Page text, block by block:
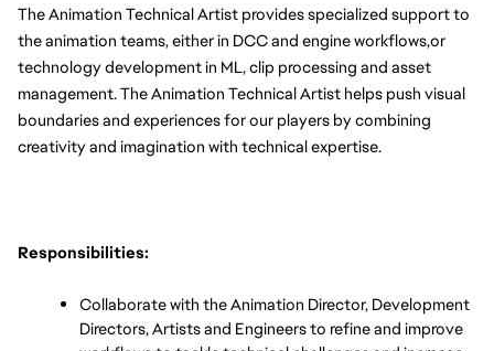
The Animation Technical Artist provides specialized support to
the animation teams, either in DCC and engine workflows,or
technology development in ML, clip processing and asset
management. The Animation Technical Artist helps push visual
boundaries and experiences for our players by combining
creativity and imagination with technical expertise.
Responsibilities:
Collaborate with the Animation Director, Development
Directors, Artists and Engineers to refine and improve